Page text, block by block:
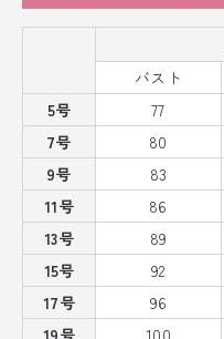
バスト
5号
77
7号
80
9号
83
11号
86
13号
89
15号
92
17号
96
19号
100